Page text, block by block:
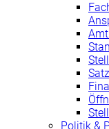
Politik &